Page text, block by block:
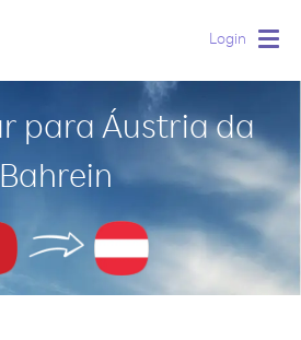
Login
para Áustria da
Bahrein